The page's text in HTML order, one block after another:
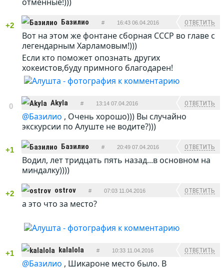
+2 Базилио # 16:43 06.04.2016 ОТВЕТИТЬ
Вот на этом же фонтане сборная СССР во главе с
легендарным Харламовым!)))
Если кто поможет опознать других
хокеистов,буду примного благодарен!
0 Akyla # 13:14 07.04.2016 ОТВЕТИТЬ
@Базилио , Очень хорошо))) Вы случайно
экскурсии по Алуште не водите?)))
+1 Базилио # 20:49 07.04.2016 ОТВЕТИТЬ
Водил, лет тридцать пять назад...в основном на
миндалку))))
+2 ostrov # 07:03 11.04.2016 ОТВЕТИТЬ
а это что за место?
+1 kalalola # 10:33 11.04.2016 ОТВЕТИТЬ
@Базилио , Шикароне место было. В